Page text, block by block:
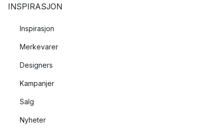
INSPIRASJON
Inspirasjon
Merkevarer
Designers
Kampanjer
Salg
Nyheter